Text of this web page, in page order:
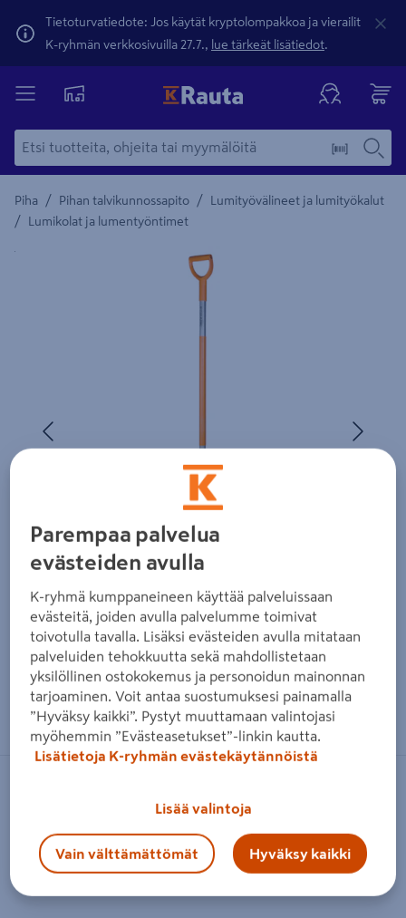
Tietoturvatiedote: Jos käytät kryptolompakkoa ja vierailit
K-ryhmän verkkosivuilla 27.7., lue tärkeät lisätiedot.
Piha / Pihan talvikunnossapito / Lumityövälineet ja lumityökalut
/ Lumikolat ja lumentyöntimet
Yksityiskohtainen kuvaus löytyy Tuotteen kuvaus -
Zoomaa kuvaa sormilla kosketusnäytöllä
Lumentyönnin Fiskars SnowXpert
rullaava
Tuotenumero:500999466 EAN-koodi 6411501430113
Parempaa palvelua
evästeiden avulla
K-ryhmä kumppaneineen käyttää palveluissaan
evästeitä, joiden avulla palvelumme toimivat
toivotulla tavalla. Lisäksi evästeiden avulla mitataan
palveluiden tehokkuutta sekä mahdollistetaan
yksilöllinen ostokokemus ja personoidun mainonnan
tarjoaminen. Voit antaa suostumuksesi painamalla
”Hyväksy kaikki”. Pystyt muuttamaan valintojasi
myöhemmin ”Evästeasetukset”-linkin kautta.
Lisätietoja K-ryhmän evästekäytännöistä
Lisää valintoja
Vain välttämättömät Hyväksy kaikki